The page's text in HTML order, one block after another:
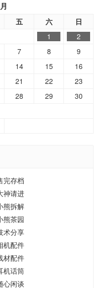
五 六 日
1
2
7 8
9
14 15
16
21 22
23
28 29
30
完存档
神请进
熊拆解
熊茶园
术分享
机配件
材配件
机话筒
心闲谈